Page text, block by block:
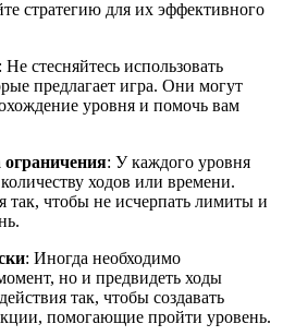
стратегию для их эффективного
: Не стесняйтесь использовать
предлагает игра. Они могут
уровня и помочь вам
: У каждого уровня
ходов или времени.
так, чтобы не исчерпать лимиты и
: Иногда необходимо
но и предвидеть ходы
так, чтобы создавать
помогающие пройти уровень.